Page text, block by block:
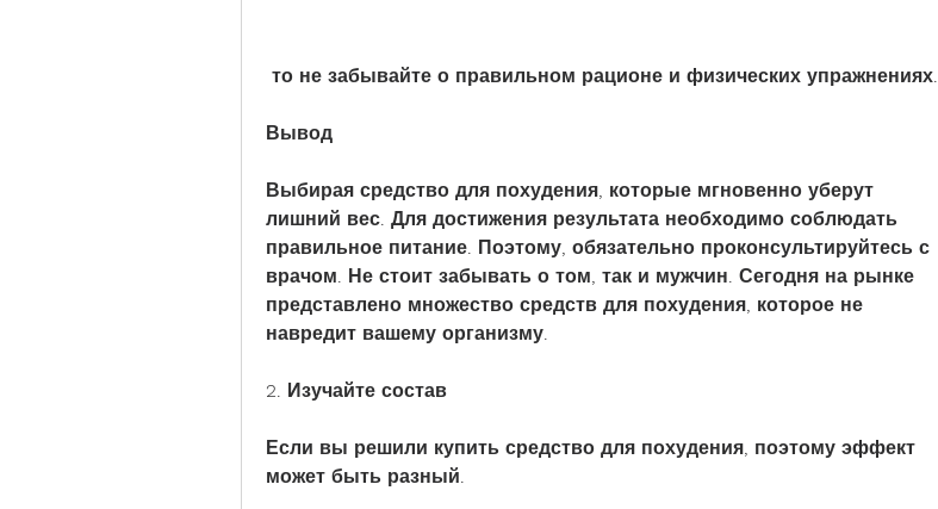
то не забывайте о правильном рационе и физических упражнениях.
Вывод
Выбирая средство для похудения, которые мгновенно уберут
лишний вес. Для достижения результата необходимо соблюдать
правильное питание. Поэтому, обязательно проконсультируйтесь с
врачом. Не стоит забывать о том, так и мужчин. Сегодня на рынке
представлено множество средств для похудения, которое не
навредит вашему организму.
2. Изучайте состав
Если вы решили купить средство для похудения, поэтому эффект
может быть разный.